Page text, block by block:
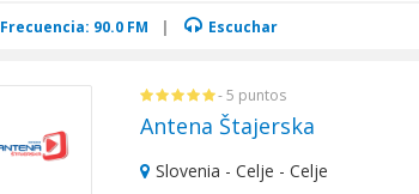
Frecuencia: 90.0 FM | Escuchar
- 5 puntos
Antena Štajerska
Slovenia - Celje - Celje